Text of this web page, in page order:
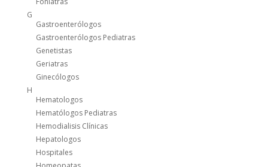
G
Gastroenterólogos
Gastroenterólogos Pediatras
Genetistas
Geriatras
Ginecólogos
H
Hematologos
Hematólogos Pediatras
Hemodialisis Clínicas
Hepatologos
Hospitales